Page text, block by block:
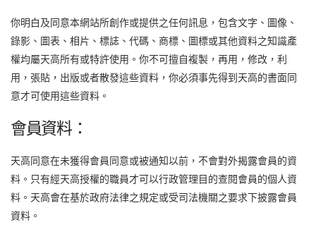
你明白及同意本網站所創作或提供之任何訊息，包含文字、圖像、
錄影、圖表、相片、標誌、代碼、商標、圖標或其他資料之知識產
權均屬天高所有或特許使用。你不可擅自複製，再用，修改，利
用，張貼，出版或者散發這些資料，你必須事先得到天高的書面同
意才可使用這些資料。
會員資料：
天高同意在未獲得會員同意或被通知以前，不會對外揭露會員的資
料。只有經天高授權的職員才可以行政管理目的查閱會員的個人資
料。天高會在基於政府法律之規定或受司法機關之要求下披露會員
資料。